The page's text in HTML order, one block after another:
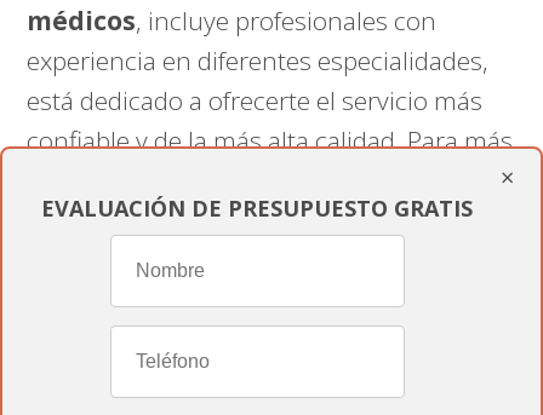
médicos, incluye profesionales con
experiencia en diferentes especialidades,
está dedicado a ofrecerte el servicio más
confiable y de la más alta calidad. Para más
peritaje médico en Córdoba, contáctanos
informesmedicospericiales.com
Nuestro equipo está listo para ofrecerte el
soporte experto y personalizado que
×
EVALUACIÓN DE PRESUPUESTO GRATIS